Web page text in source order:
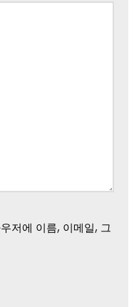
저에 이름, 이메일, 그